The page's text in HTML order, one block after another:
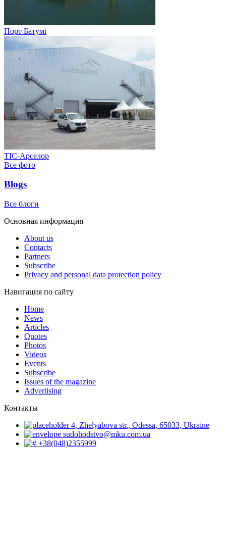
Порт Батумі
ТІС-Арселор
Все фото
Blogs
Все блоги
Основная информация
About us
Contacts
Partners
Subscribe
Privacy and personal data protection policy
Навигация по сайту
Home
News
Articles
Quotes
Photos
Videos
Events
Subscribe
Issues of the magazine
Advertising
Контакты
4, Zhelyabova str., Odessa, 65033, Ukraine
sudohodstvo@mku.com.ua
+38(048)2355999